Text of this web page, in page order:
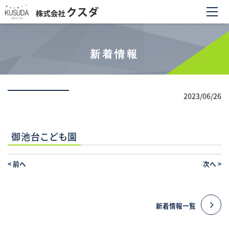
新着情報
2023/06/26
御池台こども園
<前へ 次へ >
新着情報一覧